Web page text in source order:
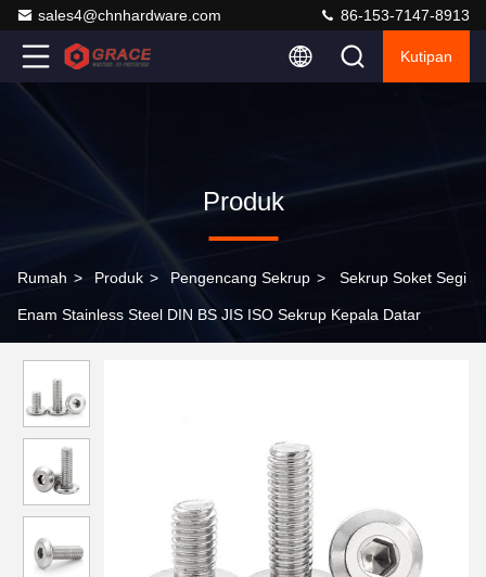
sales4@chnhardware.com 86-153-7147-8913
Kutipan
Produk
Rumah > Produk > Pengencang Sekrup > Sekrup Soket Segi
Enam Stainless Steel DIN BS JIS ISO Sekrup Kepala Datar